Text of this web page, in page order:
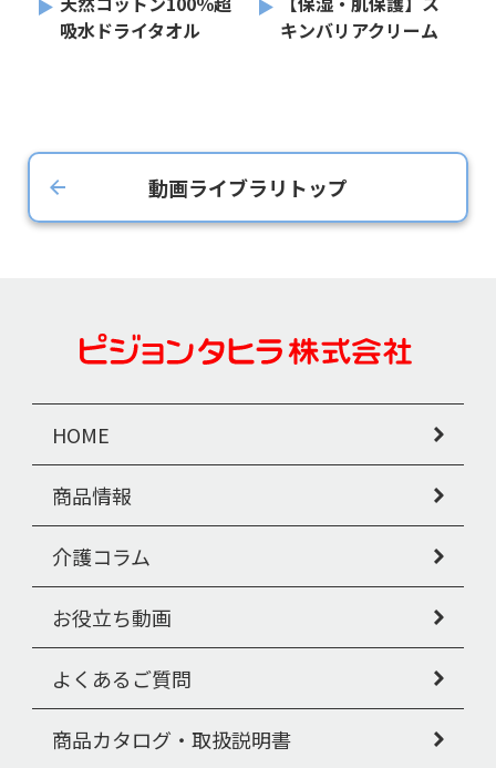
吸水ドライタオル
キンバリアクリーム
動画ライブラリトップ
HOME
商品情報
介護コラム
お役立ち動画
よくあるご質問
商品カタログ・取扱説明書